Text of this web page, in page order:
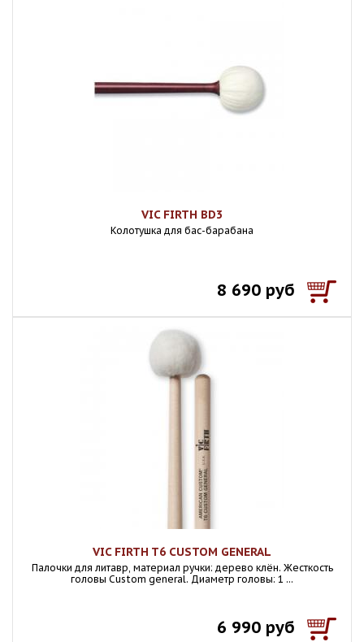
VIC FIRTH BD3
Колотушка для бас-барабана
8 690 руб
VIC FIRTH T6 CUSTOM GENERAL
Палочки для литавр, материал ручки: дерево клён. Жесткость
головы Custom general. Диаметр головы: 1 ...
6 990 руб